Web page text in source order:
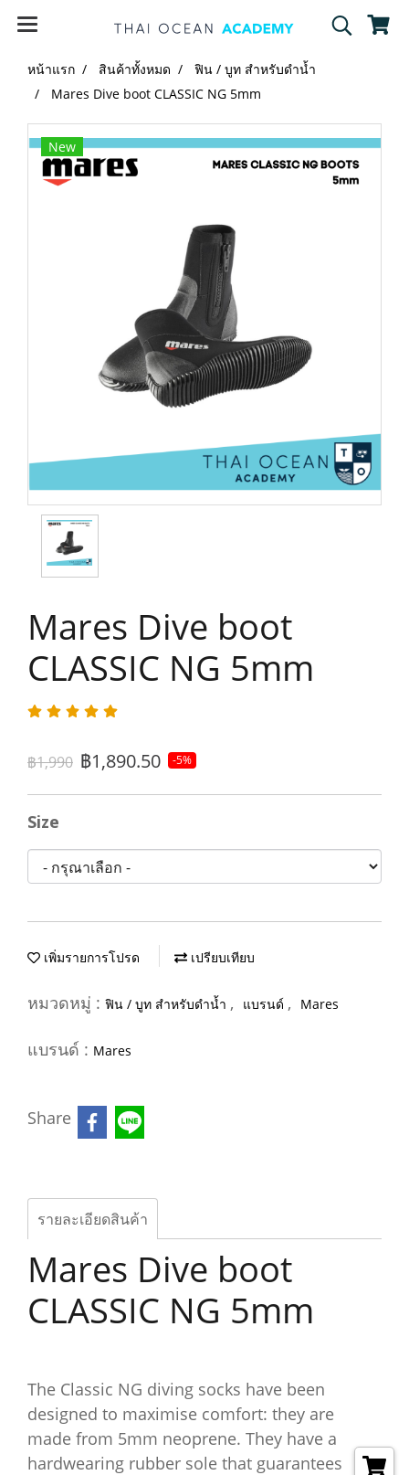
หน้าแรก สินค้าทั้งหมด
ฟิน / บูท สำหรับดำน้ำ
Mares Dive boot CLASSIC NG 5mm
New
Mares Dive boot
CLASSIC NG 5mm
฿1,990 ฿1,890.50 -5%
Size
เพิ่มรายการโปรด เปรียบเทียบ
หมวดหมู่ : ฟิน / บูท สำหรับดำน้ำ , แบรนด์ , Mares
แบรนด์ : Mares
Share
รายละเอียดสินค้า
Mares Dive boot
CLASSIC NG 5mm
The Classic NG diving socks have been
designed to maximise comfort: they are
made from 5mm neoprene. They have a
hardwearing rubber sole that guarantees